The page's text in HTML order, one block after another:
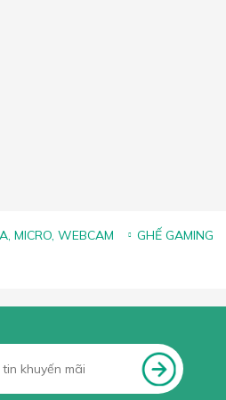
MICRO, WEBCAM GHẾ GAMING